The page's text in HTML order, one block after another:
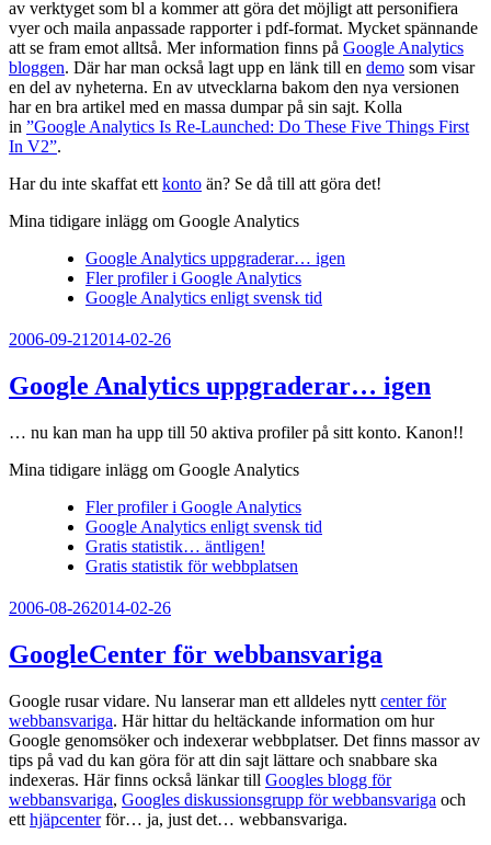
av verktyget som bl a kommer att göra det möjligt att personifiera
vyer och maila anpassade rapporter i pdf-format. Mycket spännande
att se fram emot alltså. Mer information finns på Google Analytics
bloggen. Där har man också lagt upp en länk till en demo som visar
en del av nyheterna. En av utvecklarna bakom den nya versionen
har en bra artikel med en massa dumpar på sin sajt. Kolla
in ”Google Analytics Is Re-Launched: Do These Five Things First
In V2”.
Har du inte skaffat ett konto än? Se då till att göra det!
Mina tidigare inlägg om Google Analytics
Google Analytics uppgraderar… igen
Fler profiler i Google Analytics
Google Analytics enligt svensk tid
Publicerat
2006-09-21 2014-02-26
Google Analytics uppgraderar… igen
… nu kan man ha upp till 50 aktiva profiler på sitt konto. Kanon!!
Mina tidigare inlägg om Google Analytics
Fler profiler i Google Analytics
Google Analytics enligt svensk tid
Gratis statistik… äntligen!
Gratis statistik för webbplatsen
Publicerat
2006-08-262014-02-26
GoogleCenter för webbansvariga
Google rusar vidare. Nu lanserar man ett alldeles nytt center för
webbansvariga. Här hittar du heltäckande information om hur
Google genomsöker och indexerar webbplatser. Det finns massor av
tips på vad du kan göra för att din sajt lättare och snabbare ska
indexeras. Här finns också länkar till Googles blogg för
webbansvariga, Googles diskussionsgrupp för webbansvariga och
ett hjäpcenterför… ja, just det… webbansvariga.